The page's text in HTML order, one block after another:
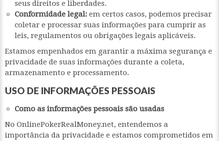
seus direitos e liberdades.
Conformidade legal: em certos casos, podemos precisar
coletar e processar suas informações para cumprir as
leis, regulamentos ou obrigações legais aplicáveis.
Estamos empenhados em garantir a máxima segurança e
privacidade de suas informações durante a coleta,
armazenamento e processamento.
USO DE INFORMAÇÕES PESSOAIS
Como as informações pessoais são usadas
No OnlinePokerRealMoney.net, entendemos a
importância da privacidade e estamos comprometidos em